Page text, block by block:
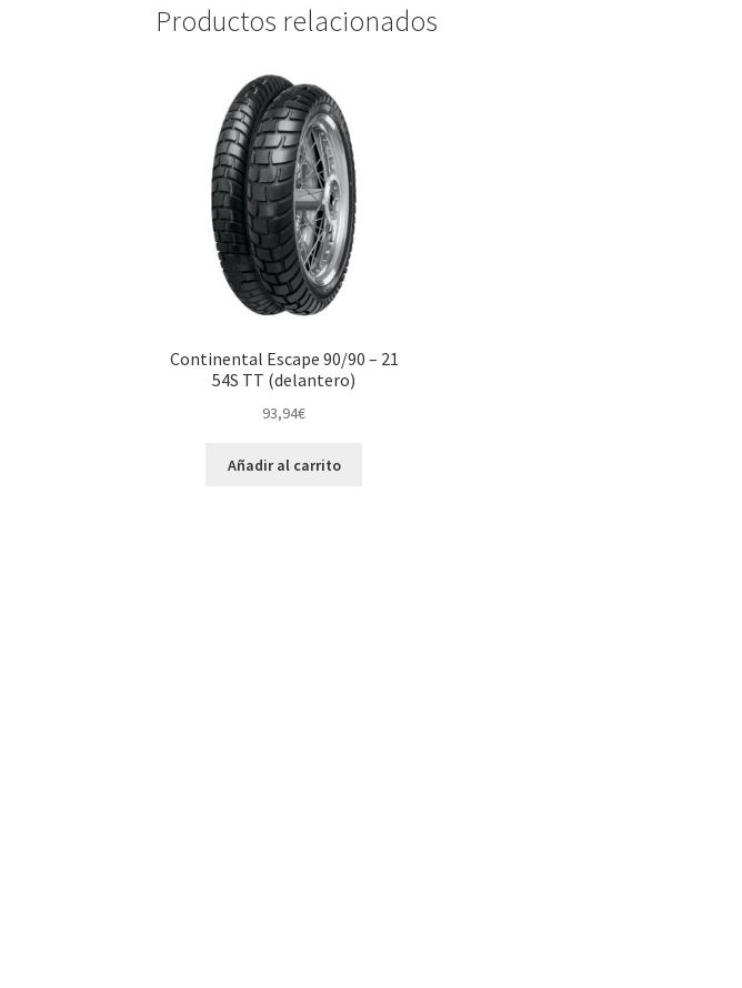
Productos relacionados
Continental Escape 90/90 – 21
54S TT (delantero)
93,94€
Añadir al carrito